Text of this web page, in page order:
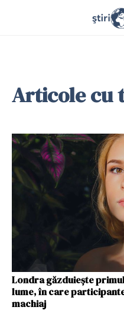
Articole cu
Londra găzduiește
lume, în care
machiaj